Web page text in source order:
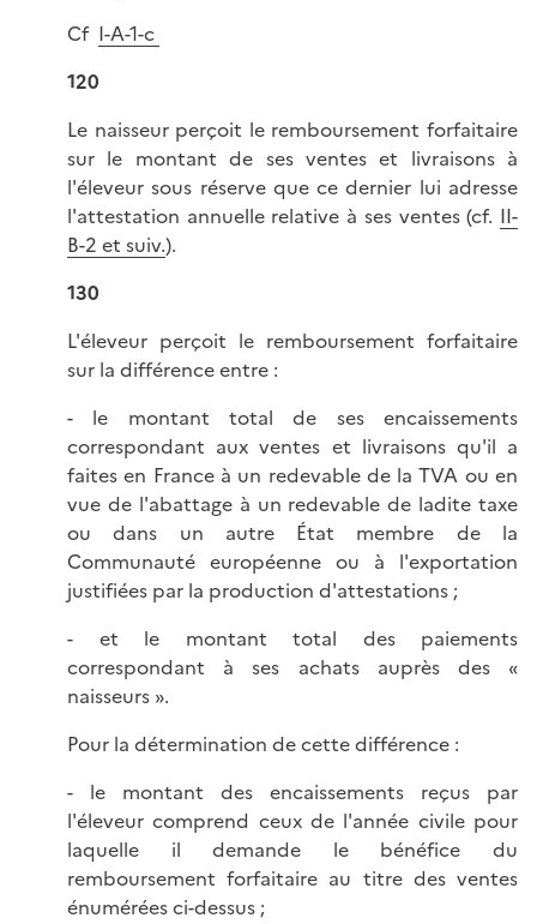
Cf I-A-1-c
120
Le naisseur perçoit le remboursement forfaitaire
sur le montant de ses ventes et livraisons à
l'éleveur sous réserve que ce dernier lui adresse
l'attestation annuelle relative à ses ventes (cf. II-
B-2 et suiv.).
130
L'éleveur perçoit le remboursement forfaitaire
sur la différence entre :
- le montant total de ses encaissements
correspondant aux ventes et livraisons qu'il a
faites en France à un redevable de la TVA ou en
vue de l'abattage à un redevable de ladite taxe
ou dans un autre État membre de la
Communauté européenne ou à l'exportation
justifiées par la production d'attestations ;
- et le montant total des paiements
correspondant à ses achats auprès des «
naisseurs ».
Pour la détermination de cette différence :
- le montant des encaissements reçus par
l'éleveur comprend ceux de l'année civile pour
laquelle il demande le bénéfice du
remboursement forfaitaire au titre des ventes
énumérées ci-dessus ;